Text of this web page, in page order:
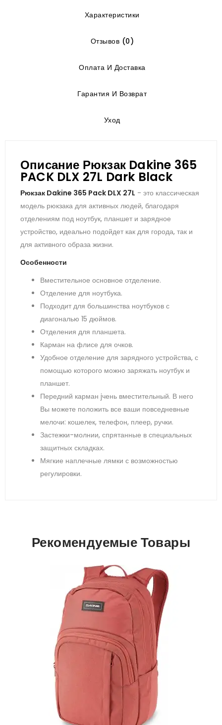
Характеристики
Отзывов (0)
Оплата И Доставка
Гарантия И Возврат
Уход
Описание Рюкзак Dakine 365
PACK DLX 27L Dark Black
Рюкзак Dakine 365 Pack DLX 27L - это классическая
модель рюкзака для активных людей, благодаря
отделениям под ноутбук, планшет и зарядное
устройство, идеально подойдет как для города, так и
для активного образа жизни.
Особенности
Вместительное основное отделение.
Отделение для ноутбука.
Подходит для большинства ноутбуков с
диагональю 15 дюймов.
Отделения для планшета.
Карман на флисе для очков.
Удобное отделение для зарядного устройства, с
помощью которого можно заряжать ноутбук и
планшет.
Передний карман jчень вместительный. В него
Вы можете положить все ваши повседневные
мелочи: кошелек, телефон, плеер, ручки.
Застежки-молнии, спрятанные в специальных
защитных складках.
Мягкие наплечные лямки с возможностью
регулировки.
Рекомендуемые Товары